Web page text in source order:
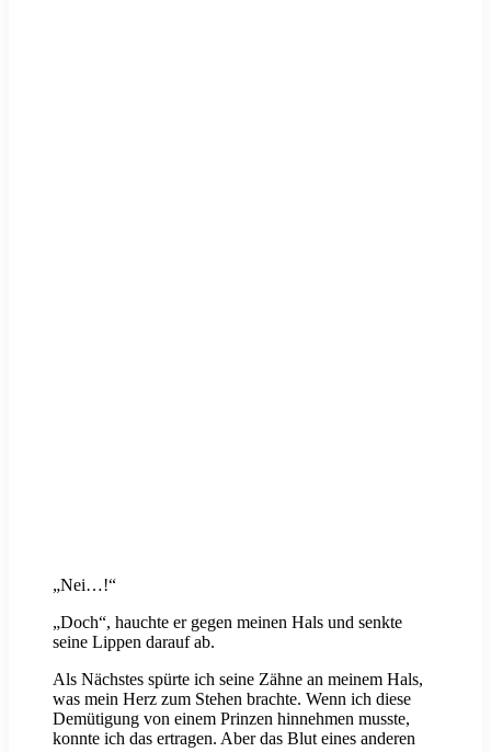
„Nei…!“
„Doch“, hauchte er gegen meinen Hals und senkte
seine Lippen darauf ab.
Als Nächstes spürte ich seine Zähne an meinem Hals,
was mein Herz zum Stehen brachte. Wenn ich diese
Demütigung von einem Prinzen hinnehmen musste,
konnte ich das ertragen. Aber das Blut eines anderen